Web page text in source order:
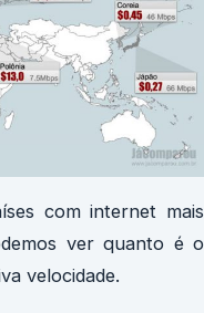
com internet mais
ver quanto é o
velocidade.